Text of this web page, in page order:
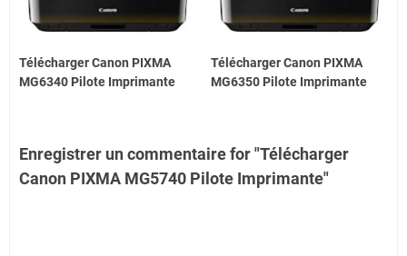
Télécharger Canon PIXMA
MG6340 Pilote Imprimante
Télécharger Canon PIXMA
MG6350 Pilote Imprimante
Enregistrer un commentaire for "Télécharger
Canon PIXMA MG5740 Pilote Imprimante"